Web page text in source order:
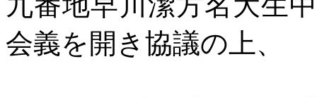
会義を開き協議の上、